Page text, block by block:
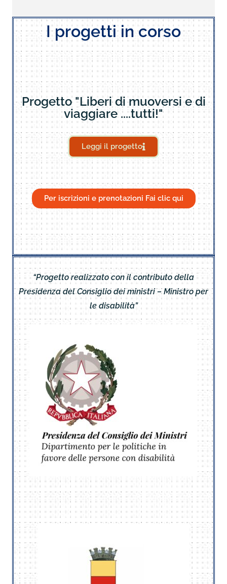
I progetti in corso
Progetto "Liberi di muoversi e di
viaggiare ....tutti!"
Leggi il progetto
Per iscrizioni e prenotazioni Fai clic qui
“Progetto realizzato con il contributo della
Presidenza del Consiglio dei ministri – Ministro per
le disabilità”